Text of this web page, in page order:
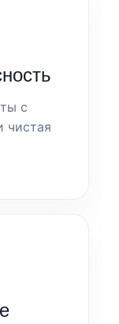
с
чистая